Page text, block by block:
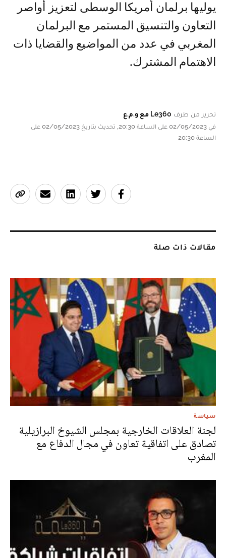
يوليها برلمان أمريكا الوسطى لتعزيز أواصر
التعاون والتنسيق المستمر مع البرلمان
المغربي في عدد من المواضيع والقضايا ذات
الاهتمام المشترك.
تحرير من طرف Le360 مع و.م.ع
في 02/05/2023 على الساعة 20:30, تحديث بتاريخ 02/05/2023 على
الساعة 20:30
مقالات ذات صلة
سياسة
لجنة العلاقات الخارجية بمجلس الشيوخ البرازيلية
تصادق على اتفاقية تعاون في مجال الدفاع مع
المغرب